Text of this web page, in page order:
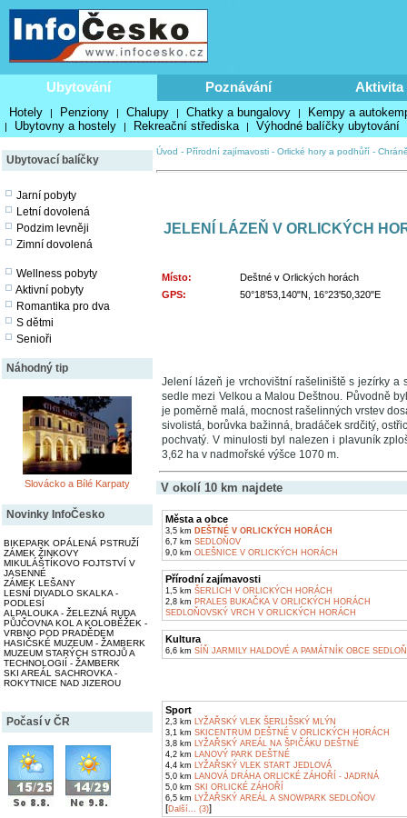
Ubytování Poznávání Aktivita
Hotely | Penziony | Chalupy | Chatky a bungalovy | Kempy a
| Ubytovny a hostely | Rekreační střediska | Výhodné balíčky ubytování
Ubytovací balíčky
Jarní pobyty
Letní dovolená
Podzim levněji
Zimní dovolená
Wellness pobyty
Aktivní pobyty
Romantika pro dva
S dětmi
Senioři
Náhodný tip
Slovácko a Bílé Karpaty
Novinky InfoČesko
BIKEPARK OPÁLENÁ PSTRUŽÍ
ZÁMEK ŽINKOVY
MIKULÁŠTÍKOVO FOJTSTVÍ V
JASENNÉ
ZÁMEK LEŠANY
LESNÍ DIVADLO SKALKA -
PODLESÍ
ALPALOUKA - ŽELEZNÁ RUDA
PŮJČOVNA KOL A KOLOBĚŽEK -
VRBNO POD PRADĚDEM
HASIČSKÉ MUZEUM - ŽAMBERK
MUZEUM STARÝCH STROJŮ A
TECHNOLOGIÍ - ŽAMBERK
SKI AREÁL SACHROVKA -
ROKYTNICE NAD JIZEROU
Počasí v ČR
Úvod - Přírodní zajímavosti - Orlické hory a podhůří -
JELENÍ LÁZEŇ V ORLICKÝCH
Místo:
Deštné v Orlických horách
GPS:
50°18'53,140"N, 16°23'50,320"E
Jelení lázeň je vrchovištní rašeliniště s jezírky a
sedle mezi Velkou a Malou Deštnou. Původně
je poměrně malá, mocnost rašelinných vrstev
sivolistá, borůvka bažinná, bradáček srdčitý,
pochvatý. V minulosti byl nalezen i plavuník
3,62 ha v nadmořské výšce 1070 m.
V okolí 10 km najdete
Města a obce
3,5 km DEŠTNÉ V ORLICKÝCH HORÁCH
6,7 km SEDLOŇOV
9,0 km OLEŠNICE V ORLICKÝCH HORÁCH
Přírodní zajímavosti
1,5 km ŠERLICH V ORLICKÝCH HORÁCH
2,8 km PRALES BUKAČKA V ORLICKÝCH HORÁCH
SEDLOŇOVSKÝ VRCH V ORLICKÝCH HORÁCH
Kultura
6,6 km SÍŇ JARMILY HALDOVÉ A PAMÁTNÍK OBCE
Sport
2,3 km LYŽAŘSKÝ VLEK ŠERLIŠSKÝ MLÝN
3,1 km SKICENTRUM DEŠTNÉ V ORLICKÝCH HORÁCH
3,8 km LYŽAŘSKÝ AREÁL NA ŠPIČÁKU DEŠTNÉ
4,2 km LANOVÝ PARK DEŠTNÉ
4,4 km LYŽAŘSKÝ VLEK START JEDLOVÁ
5,0 km LANOVÁ DRÁHA ORLICKÉ ZÁHOŘÍ - JADRNÁ
5,0 km SKI ORLICKÉ ZÁHOŘÍ
6,5 km LYŽAŘSKÝ AREÁL A SNOWPARK SEDLOŇOV
[Další... (3)]